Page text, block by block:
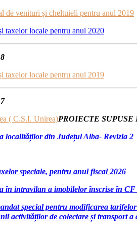
de venituri și cheltuieli pentru anul 2019
taxelor locale pentru anul 2020
taxelor locale pentru anul 2019
( C.S.I. Unirea)PROIECTE
localităților din Județul Alba- Revizia 2
speciale, pentru anul fiscal 2026
intravilan a imobilelor înscrise în
special pentru modificarea
activităților de colectare și transport